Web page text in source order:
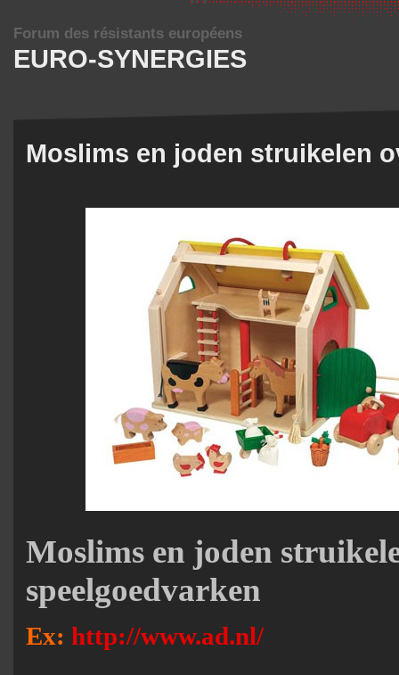
EURO-SYNERGIES
Forum des résistants européens
Moslims en joden struikelen
Moslims en joden
speelgoedvarken
Ex: http://www.ad.nl/